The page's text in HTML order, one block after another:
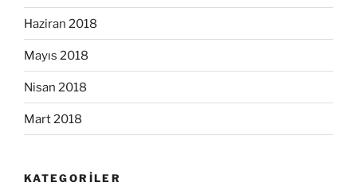
Haziran 2018
Mayıs 2018
Nisan 2018
Mart 2018
KATEGORILER